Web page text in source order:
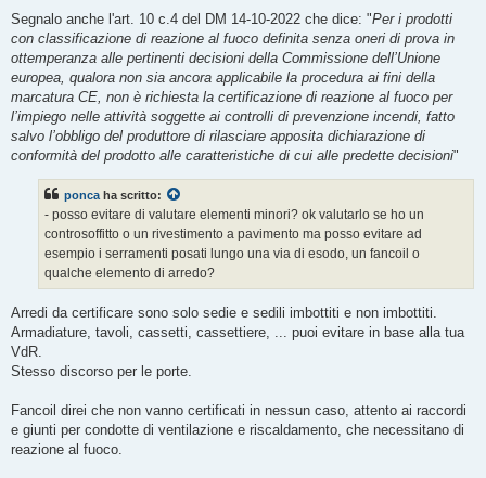
Segnalo anche l'art. 10 c.4 del DM 14-10-2022 che dice: "Per i prodotti
con classificazione di reazione al fuoco definita senza oneri di prova in
ottemperanza alle pertinenti decisioni della Commissione dell’Unione
europea, qualora non sia ancora applicabile la procedura ai fini della
marcatura CE, non è richiesta la certificazione di reazione al fuoco per
l’impiego nelle attività soggette ai controlli di prevenzione incendi, fatto
salvo l’obbligo del produttore di rilasciare apposita dichiarazione di
conformità del prodotto alle caratteristiche di cui alle predette decisioni"
poncaha scritto:
- posso evitare di valutare elementi minori? ok valutarlo se ho un
controsoffitto o un rivestimento a pavimento ma posso evitare ad
esempio i serramenti posati lungo una via di esodo, un fancoil o
qualche elemento di arredo?
Arredi da certificare sono solo sedie e sedili imbottiti e non imbottiti.
Armadiature, tavoli, cassetti, cassettiere, ... puoi evitare in base alla tua
VdR.
Stesso discorso per le porte.
Fancoil direi che non vanno certificati in nessun caso, attento ai raccordi
e giunti per condotte di ventilazione e riscaldamento, che necessitano di
reazione al fuoco.